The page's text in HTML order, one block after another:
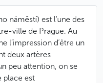
náměstí) est l’une des
ville de Prague. Au
l’impression d’être un
deux artères
peu attention, on se
place est